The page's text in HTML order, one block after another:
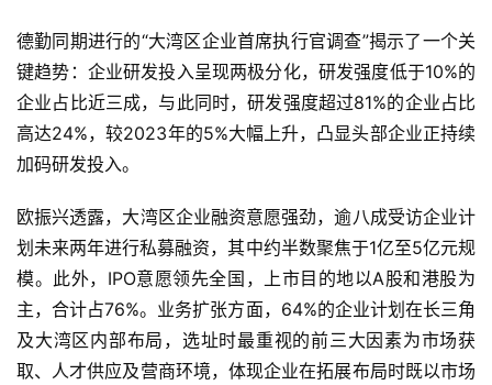
德勤同期进行的“大湾区企业首席执行官调查”揭示了一个关
键趋势：企业研发投入呈现两极分化， 研发强度低于10%的
企业占比近三成，与此同时，研发强度超过81%的企业占比
高达24%，较2023年的5%大幅上升，凸显头部企业正持续
加码研发投入。
欧振兴透露，大湾区企业融资意愿强劲，逾八成受访企业计
划未来两年进行私募融资，其中约半数聚焦于1亿至5亿元规
模。此外，IPO意愿领先全国，上市目的地以A股和港股为
主，合计占76%。业务扩张方面，64%的企业计划在长三角
及大湾区内部布局，选址时最重视的前三大因素为市场获
取、人才供应及营商环境，体现企业在拓展布局时既以市场